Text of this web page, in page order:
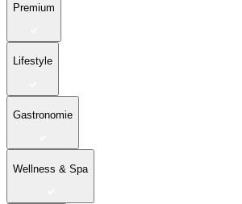
Premium
Lifestyle
Gastronomie
Wellness & Spa